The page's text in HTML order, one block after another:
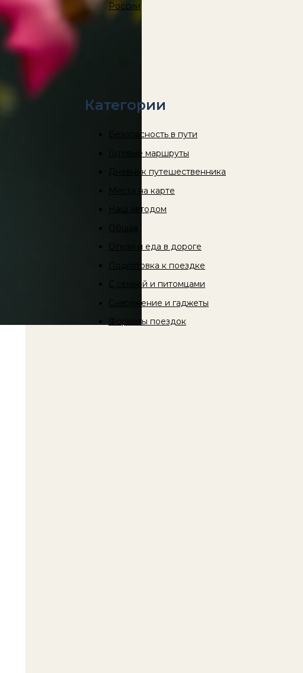
России
Категории
Безопасность в пути
Готовые маршруты
Дневник путешественника
Места на карте
Наш автодом
Отели и еда в дороге
Подготовка к поездке
С семьей и питомцами
Снаряжение и гаджеты
Форматы поездок